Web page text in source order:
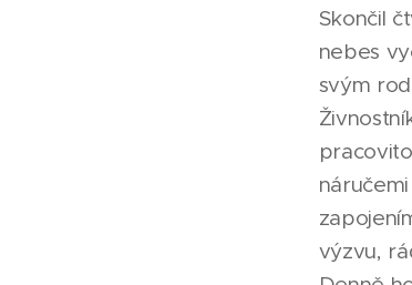
Skončil
nebes
svým
výzvu,